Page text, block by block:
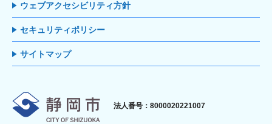
ウェブアクセシビリティ方針
セキュリティポリシー
サイトマップ
静岡市
法人番号：8000020221007